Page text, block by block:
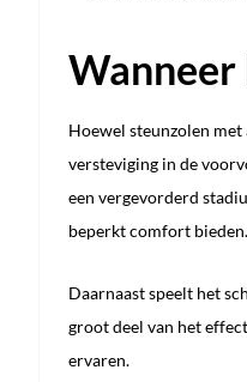
Wanneer
Hoewel steunzolen
versteviging in de
een vergevorderd
beperkt comfort bieden.
Daarnaast speelt het
groot deel van het
ervaren.